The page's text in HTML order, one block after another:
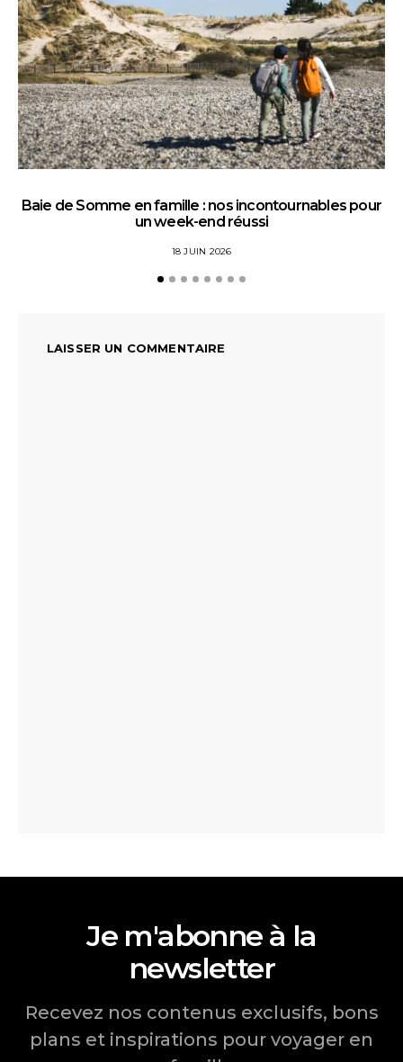
Baie de Somme en famille : nos incontournables pour
un week-end réussi
18 JUIN 2026
LAISSER UN COMMENTAIRE
Je m'abonne à la
newsletter
Recevez nos contenus exclusifs, bons
plans et inspirations pour voyager en